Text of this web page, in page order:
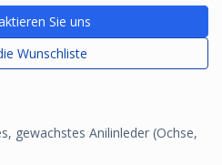
Sie uns
Wunschliste
gewachstes Anilinleder (Ochse,